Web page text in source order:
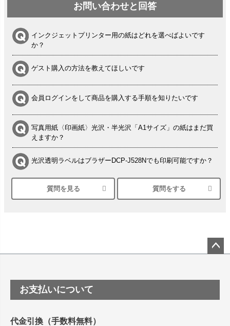
お問い合わせと回答
インクジェットプリンター用の紙はどれを選べばよいです
か？
ゲスト購入の方法を教えてほしいです
会員ログインをして商品を購入する手順を知りたいです
写真用紙〈印画紙〉光沢・半光沢「A1サイズ」の紙はまだ買
えますか？
光沢透明ラベルはブラザーDCP-J528Nでも印刷可能ですか？
シルバーペーパーにEPSON EP-30VAで印刷するときの設定
は？
塩ビのロール紙で離型紙が透明の商品はありますか
つや消し半透明ラベルのロールタイプはありますか？
縦420mm×横650mmの包装紙に適した紙はありますか？
質問を見る 質問をする
ップ
お支払いについて
代金引換（手数料無料）